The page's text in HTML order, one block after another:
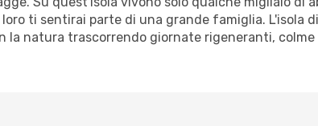
ti sentirai parte di una grande famiglia. L'isola
natura trascorrendo giornate rigeneranti,